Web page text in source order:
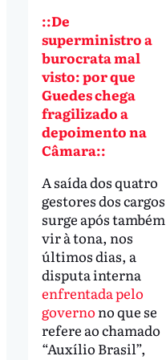
::De
superministro a
burocrata mal
visto: por que
Guedes chega
fragilizado a
depoimento na
Câmara::
A saída dos quatro
gestores dos cargos
surge após também
vir à tona, nos
últimos dias, a
disputa interna
enfrentada pelo
governo no que se
refere ao chamado
“Auxílio Brasil”,